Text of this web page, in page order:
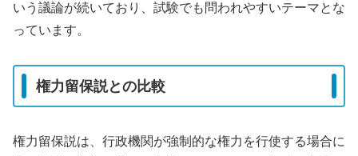
いう議論が続いており、試験でも問われやすいテーマとな
っています。
権力留保説との比較
権力留保説は、行政機関が強制的な権力を行使する場合に